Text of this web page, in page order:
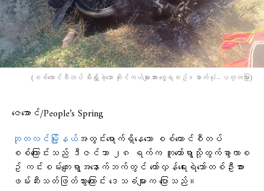
(စစ်ကောင်စီတပ် မီးရှို့ခဲ့သော ဆိုင်ကယ်များအား တွေ့ရစဥ်။ဓာတ်ပုံ - ပတ္တမြား)
ဇေအောင်/People’s Spring
ဘုတလင်မြို့နယ် အတွင်းရောက်ရှိနေသော စစ်ကောင်စီတပ်
စစ်ကြောင်းသည် ဒီဇင်ဘာ ၂၈ ရက်က ကူတော်ရွာသို့ထွက်ခွာလာစ
ဥ် ကင်းစမ်းကျေးရွာအနောက်ဘက်တွင် တော်လှန်ရေးရဲဘော်တစ်ဦးအား
ဖမ်းဆီးသတ်ဖြတ်သွားကြောင်း ဒေသခံများက ပြောသည်။